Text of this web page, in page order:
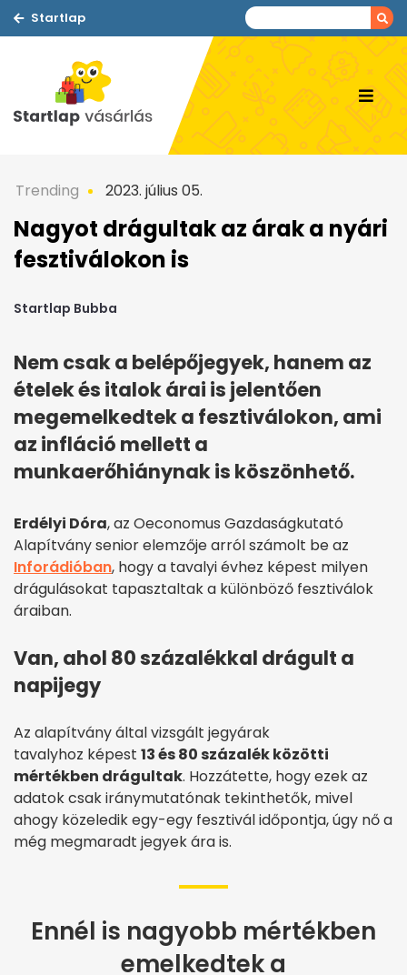
Startlap
Trending 2023. július 05.
Nagyot drágultak az árak a nyári
fesztiválokon is
Startlap Bubba
Nem csak a belépőjegyek, hanem az
ételek és italok árai is jelentően
megemelkedtek a fesztiválokon, ami
az infláció mellett a
munkaerőhiánynak is köszönhető.
Erdélyi Dóra, az Oeconomus Gazdaságkutató
Alapítvány senior elemzője arról számolt be az
Inforádióban, hogy a tavalyi évhez képest milyen
drágulásokat tapasztaltak a különböző fesztiválok
áraiban.
Van, ahol 80 százalékkal drágult a
napijegy
Az alapítvány által vizsgált jegyárak
tavalyhoz képest 13 és 80 százalék közötti
mértékben drágultak. Hozzátette, hogy ezek az
adatok csak iránymutatónak tekinthetők, mivel
ahogy közeledik egy-egy fesztivál időpontja, úgy nő a
még megmaradt jegyek ára is.
Ennél is nagyobb mértékben
emelkedtek a